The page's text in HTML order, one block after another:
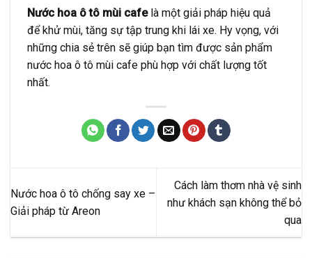
Nước hoa ô tô mùi cafelà một giải pháp hiệu quả
để khử mùi, tăng sự tập trung khi lái xe. Hy vọng, với
những chia sẻ trên sẽ giúp bạn tìm được sản phẩm
nước hoa ô tô mùi cafe phù hợp với chất lượng tốt
nhất.
Nước hoa ô tô chống say xe –
Giải pháp từ Areon
Cách làm thơm nhà vệ sinh
như khách sạn không thể bỏ
qua